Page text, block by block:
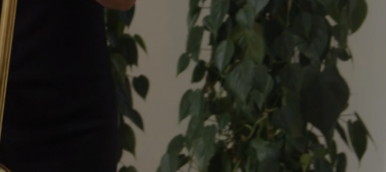
Gravplats
Vanliga frågor